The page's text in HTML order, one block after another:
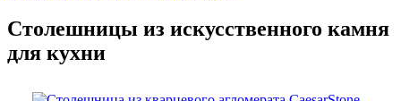
Столешницы из искусственного камня
для кухни